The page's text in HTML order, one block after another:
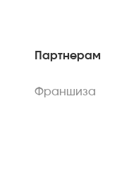
Партнерам
Франшиза